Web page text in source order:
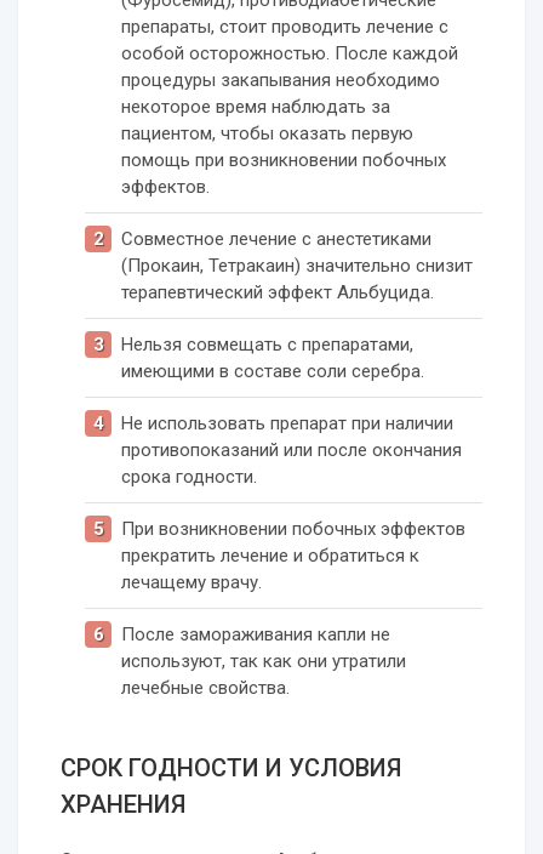
препараты, стоит проводить лечение с
особой осторожностью. После каждой
процедуры закапывания необходимо
некоторое время наблюдать за
пациентом, чтобы оказать первую
помощь при возникновении побочных
эффектов.
Совместное лечение с анестетиками
(Прокаин, Тетракаин) значительно снизит
терапевтический эффект Альбуцида.
Нельзя совмещать с препаратами,
имеющими в составе соли серебра.
Не использовать препарат при наличии
противопоказаний или после окончания
срока годности.
При возникновении побочных эффектов
прекратить лечение и обратиться к
лечащему врачу.
После замораживания капли не
используют, так как они утратили
лечебные свойства.
СРОК ГОДНОСТИ И УСЛОВИЯ
ХРАНЕНИЯ